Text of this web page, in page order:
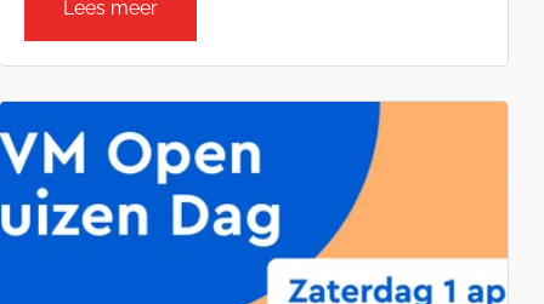
Lees meer